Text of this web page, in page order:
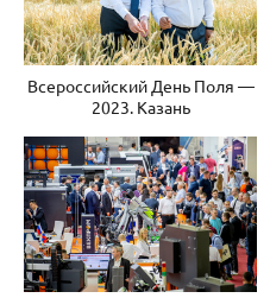
Всероссийский День Поля —
2023. Казань